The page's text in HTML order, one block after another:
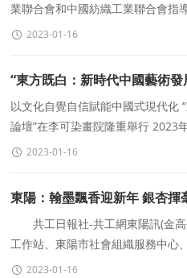
業聯合會和中國紡織工業聯合會指
府、松雷集團共同舉辦的具有民族
2023-01-16
“東方既白：新時代中國藝術
行
以文化自覺自信賦能中國式現代化
論壇”在李可染畫院隆重舉行 2023
國藝術發展論壇暨李可染
2023-01-16
東陽：翰墨飄香迎新年 銀杏揮
共工日報社-共工網東陽訊(金高
工作站、東陽市社會組織服務中心
辦，東陽市知心社會工作服務中心
2023-01-16